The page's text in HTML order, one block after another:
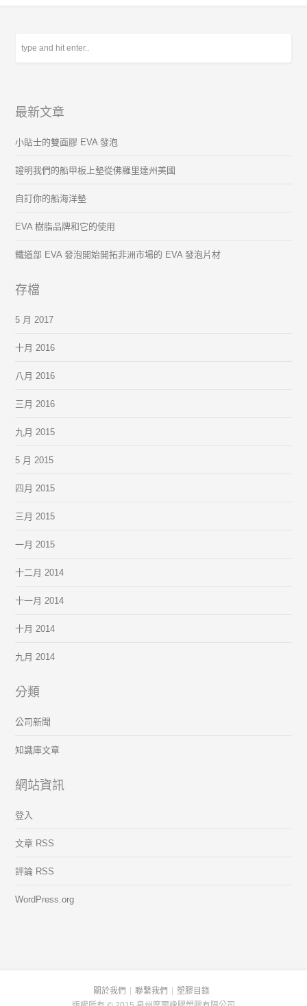
最新文章
小貼士的雙面膠 EVA 發泡
證明我們的船甲板上墊從佛羅里達州美國
自訂你的船海洋墊
EVA 樹脂品牌和它的使用
鐵道部 EVA 發泡開始開拓非洲市場的 EVA 發泡片材
存檔
5 月 2017
十月 2016
八月 2016
三月 2016
九月 2015
5 月 2015
四月 2015
三月 2015
一月 2015
十二月 2014
十一月 2014
十月 2014
九月 2014
分類
公司新聞
知識庫文章
網站資訊
登入
文章 RSS
評論 RSS
WordPress.org
關於我們 聯繫我們
塑膠目錄